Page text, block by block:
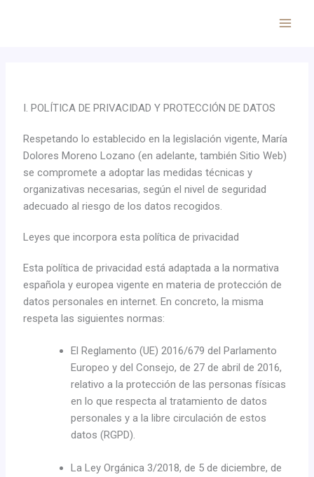
I. POLÍTICA DE PRIVACIDAD Y PROTECCIÓN DE DATOS
Respetando lo establecido en la legislación vigente, María
Dolores Moreno Lozano (en adelante, también Sitio Web)
se compromete a adoptar las medidas técnicas y
organizativas necesarias, según el nivel de seguridad
adecuado al riesgo de los datos recogidos.
Leyes que incorpora esta política de privacidad
Esta política de privacidad está adaptada a la normativa
española y europea vigente en materia de protección de
datos personales en internet. En concreto, la misma
respeta las siguientes normas:
El Reglamento (UE) 2016/679 del Parlamento
Europeo y del Consejo, de 27 de abril de 2016,
relativo a la protección de las personas físicas
en lo que respecta al tratamiento de datos
personales y a la libre circulación de estos
datos (RGPD).
La Ley Orgánica 3/2018, de 5 de diciembre, de